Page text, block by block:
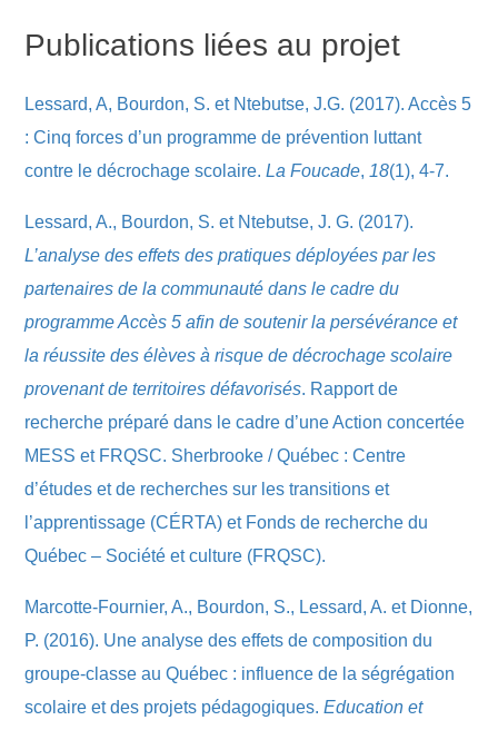
Publications liées au projet
Lessard, A, Bourdon, S. et Ntebutse, J.G. (2017). Accès 5
: Cinq forces d’un programme de prévention luttant
contre le décrochage scolaire. La Foucade, 18(1), 4-7.
Lessard, A., Bourdon, S. et Ntebutse, J. G. (2017).
L’analyse des effets des pratiques déployées par les
partenaires de la communauté dans le cadre du
programme Accès 5 afin de soutenir la persévérance et
la réussite des élèves à risque de décrochage scolaire
provenant de territoires défavorisés. Rapport de
recherche préparé dans le cadre d’une Action concertée
MESS et FRQSC. Sherbrooke / Québec : Centre
d’études et de recherches sur les transitions et
l’apprentissage (CÉRTA) et Fonds de recherche du
Québec – Société et culture (FRQSC).
Marcotte-Fournier, A., Bourdon, S., Lessard, A. et Dionne,
P. (2016). Une analyse des effets de composition du
groupe-classe au Québec : influence de la ségrégation
scolaire et des projets pédagogiques. Education et